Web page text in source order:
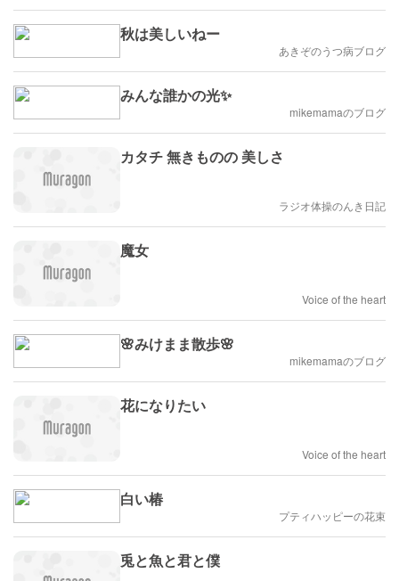
秋は美しいねー
あきぞのうつ病ブログ
みんな誰かの光✨
mikemamaのブログ
カタチ 無きものの 美しさ
ラジオ体操のんき日記
魔女
Voice of the heart
🌸みけまま散歩🌸
mikemamaのブログ
花になりたい
Voice of the heart
白い椿
プティハッピーの花束
兎と魚と君と僕